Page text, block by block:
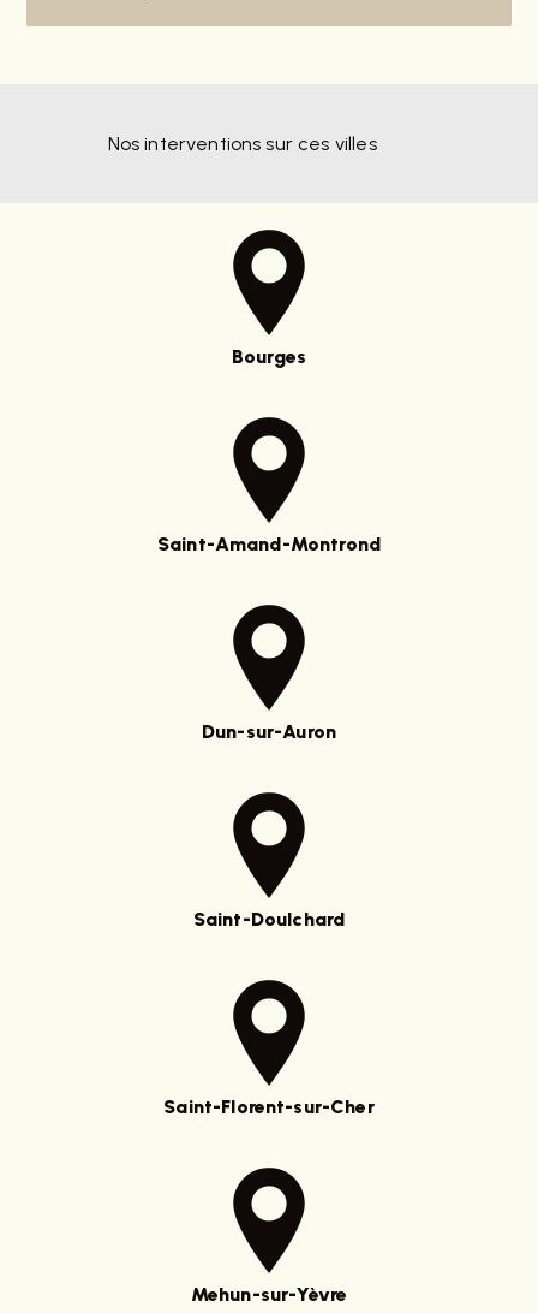
Nos interventions sur ces villes
Bourges
Saint-Amand-Montrond
Dun-sur-Auron
Saint-Doulchard
Saint-Florent-sur-Cher
Mehun-sur-Yèvre